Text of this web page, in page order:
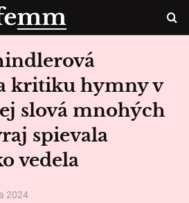
kritiku hymny v
slová mnohých
spievala
vedela
2024